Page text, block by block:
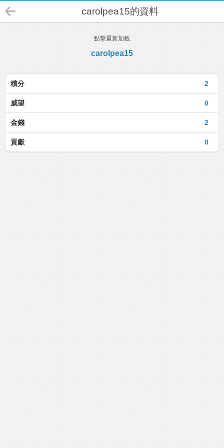
carolpea15的資料
點擊重新加載
carolpea15
2
積分
0
威望
2
金錢
0
貢獻